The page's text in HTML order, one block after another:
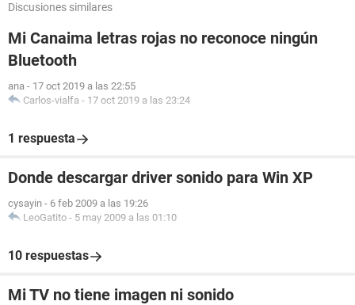
Discusiones similares
Mi Canaima letras rojas no reconoce ningún
Bluetooth
ana - 17 oct 2019 a las 22:55
Carlos-vialfa - 17 oct 2019 a las 23:24
1 respuesta
Donde descargar driver sonido para Win XP
cysayin - 6 feb 2009 a las 19:26
LeoGatito - 5 may 2009 a las 01:10
10 respuestas
Mi TV no tiene imagen ni sonido